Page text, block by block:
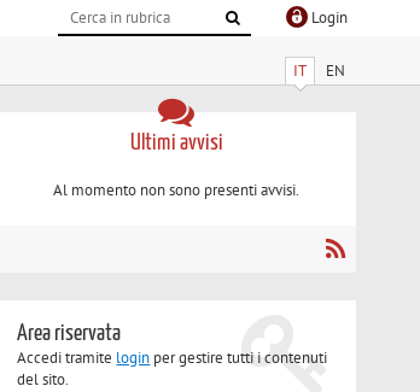
Login
IT EN
Ultimi avvisi
Al momento non sono presenti avvisi.
Area riservata
Accedi tramite login per gestire tutti i contenuti
del sito.